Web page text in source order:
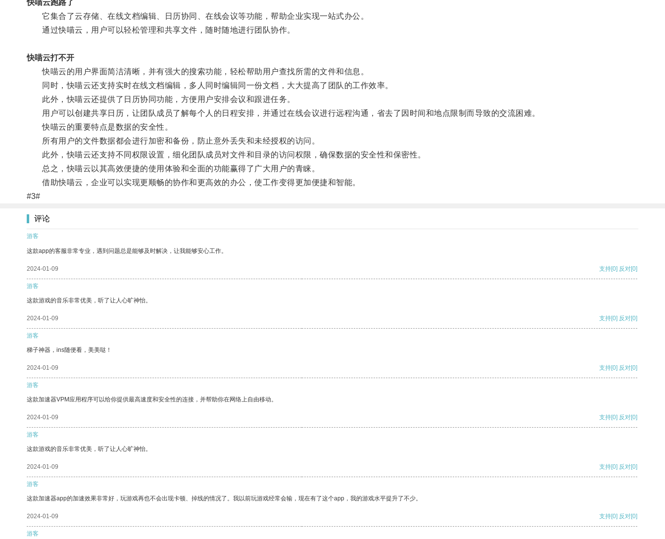
快喵云跑路了
它集合了云存储、在线文档编辑、日历协同、在线会议等功能，帮助企业实现一站式办公。
通过快喵云，用户可以轻松管理和共享文件，随时随地进行团队协作。
快喵云打不开
快喵云的用户界面简洁清晰，并有强大的搜索功能，轻松帮助用户查找所需的文件和信息。
同时，快喵云还支持实时在线文档编辑，多人同时编辑同一份文档，大大提高了团队的工作效率。
此外，快喵云还提供了日历协同功能，方便用户安排会议和跟进任务。
用户可以创建共享日历，让团队成员了解每个人的日程安排，并通过在线会议进行远程沟通，省去了因时间和地点限制而导致的交流困难。
快喵云的重要特点是数据的安全性。
所有用户的文件数据都会进行加密和备份，防止意外丢失和未经授权的访问。
此外，快喵云还支持不同权限设置，细化团队成员对文件和目录的访问权限，确保数据的安全性和保密性。
总之，快喵云以其高效便捷的使用体验和全面的功能赢得了广大用户的青睐。
借助快喵云，企业可以实现更顺畅的协作和更高效的办公，使工作变得更加便捷和智能。
#3#
评论
游客
这款app的客服非常专业，遇到问题总是能够及时解决，让我能够安心工作。
2024-01-09 支持[0] 反对[0]
游客
这款游戏的音乐非常优美，听了让人心旷神怡。
2024-01-09 支持[0] 反对[0]
游客
梯子神器，ins随便看，美美哒！
2024-01-09 支持[0] 反对[0]
游客
这款加速器VPM应用程序可以给你提供最高速度和安全性的连接，并帮助你在网络上自由移动。
2024-01-09 支持[0] 反对[0]
游客
这款游戏的音乐非常优美，听了让人心旷神怡。
2024-01-09 支持[0] 反对[0]
游客
这款加速器app的加速效果非常好，玩游戏再也不会出现卡顿、掉线的情况了。我以前玩游戏经常会输，现在有了这个app，我的游戏水平提升了不少。
2024-01-09 支持[0] 反对[0]
游客